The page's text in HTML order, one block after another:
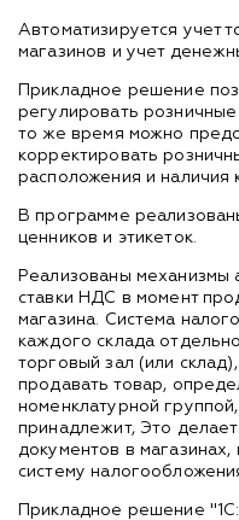
Автоматизируется учет
магазинов и учет
Прикладное решение
регулировать
то же время можно
корректировать
расположения и наличия
В программе
ценников и этикеток.
Реализованы механизмы
ставки НДС в момент
магазина. Система
каждого склада
торговый зал (или
продавать товар,
номенклатурной
принадлежит, Это
документов в
систему
Прикладное решение